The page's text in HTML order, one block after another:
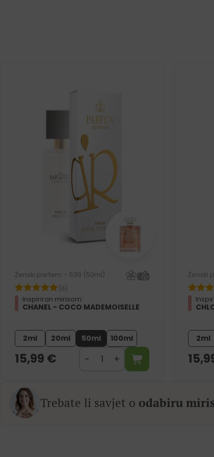
Ženski parfem – 539 (50ml)
(6)
Inspiriran mirisom:
CHANEL - COCO MADEMOISELLE
2ml 20ml 50ml 100ml
15,99 €
Ženski
2ml
Trebate li savjet o odabiru